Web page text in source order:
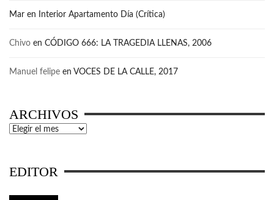
Mar en Interior Apartamento Día (Crítica)
Chivo en CÓDIGO 666: LA TRAGEDIA LLENAS, 2006
Manuel felipe en VOCES DE LA CALLE, 2017
ARCHIVOS
Archivos
EDITOR